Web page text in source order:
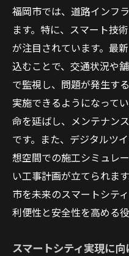
福岡市では、道路インフ
ます。特に、スマート技
が注目されています。最
込むことで、交通状況や
で監視し、問題が発生す
実施できるようになって
命を延ばし、メンテナン
です。また、デジタルツ
想空間での施工シミュレ
い工事計画が立てられま
市を未来のスマートシテ
利便性と安全性を高める
スマートシティ実現に